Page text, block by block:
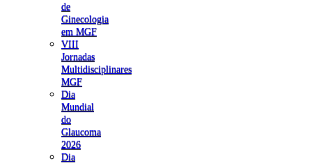
de
Ginecologia
em MGF
VIII
Jornadas
Multidisciplinares
MGF
Dia
Mundial
do
Glaucoma
2026
Dia